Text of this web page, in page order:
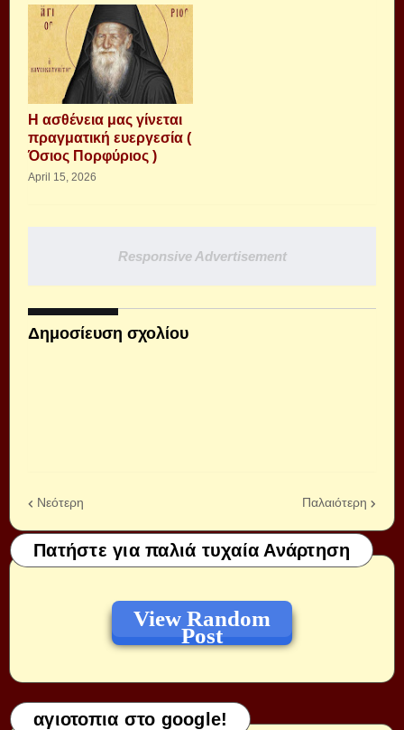
Η ασθένεια μας γίνεται
πραγματική ευεργεσία (
Όσιος Πορφύριος )
April 15, 2026
Responsive Advertisement
Δημοσίευση σχολίου
Νεότερη Παλαιότερη
Πατήστε για παλιά τυχαία Ανάρτηση
View Random
Post
αγιοτοπια στο google!